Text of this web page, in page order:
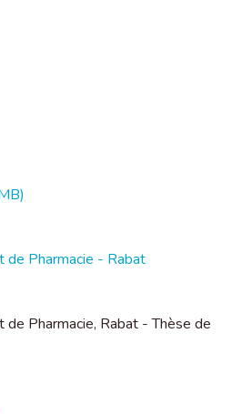
de Pharmacie - Rabat
Pharmacie, Rabat - Thèse de